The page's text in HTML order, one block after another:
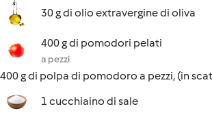
30 g di olio extravergine di oliva
400 g di pomodori pelati
a pezzi
400 g di polpa di pomodoro a pezzi, (in
1 cucchiaino di sale